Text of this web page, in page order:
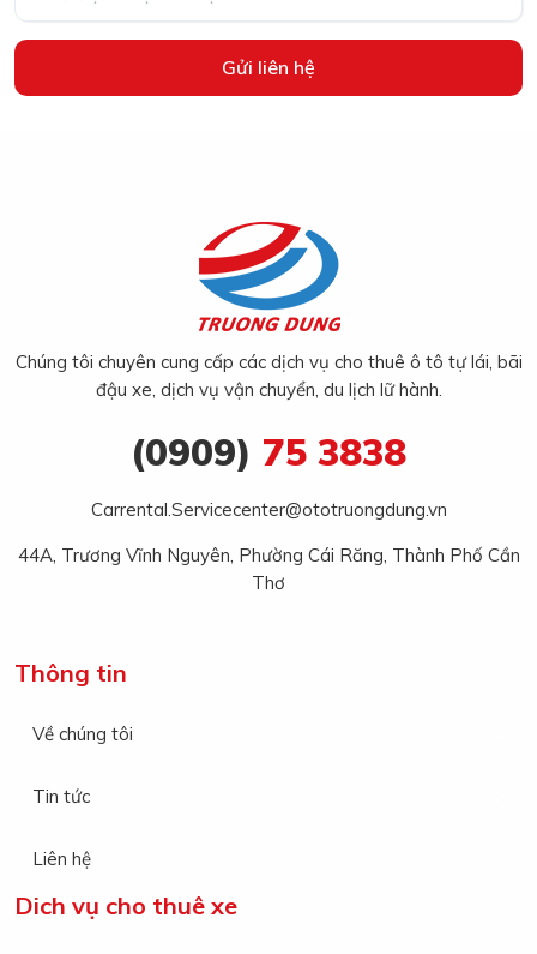
Gửi liên hệ
Chúng tôi chuyên cung cấp các dịch vụ cho thuê ô tô tự lái, bãi
đậu xe, dịch vụ vận chuyển, du lịch lữ hành.
Thông tin
Về chúng tôi
Tin tức
Liên hệ
Dich vụ cho thuê xe
(0909) 75 3838
Carrental.Servicecenter@ototruongdung.vn
44A, Trương Vĩnh Nguyên, Phường Cái Răng, Thành Phố Cần
Thơ